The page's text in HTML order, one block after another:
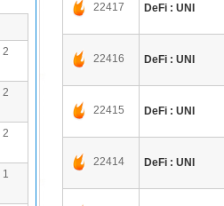
2
2
2
1
22417 DeFi : UNI
22416 DeFi : UNI
22415 DeFi : UNI
22414 DeFi : UNI